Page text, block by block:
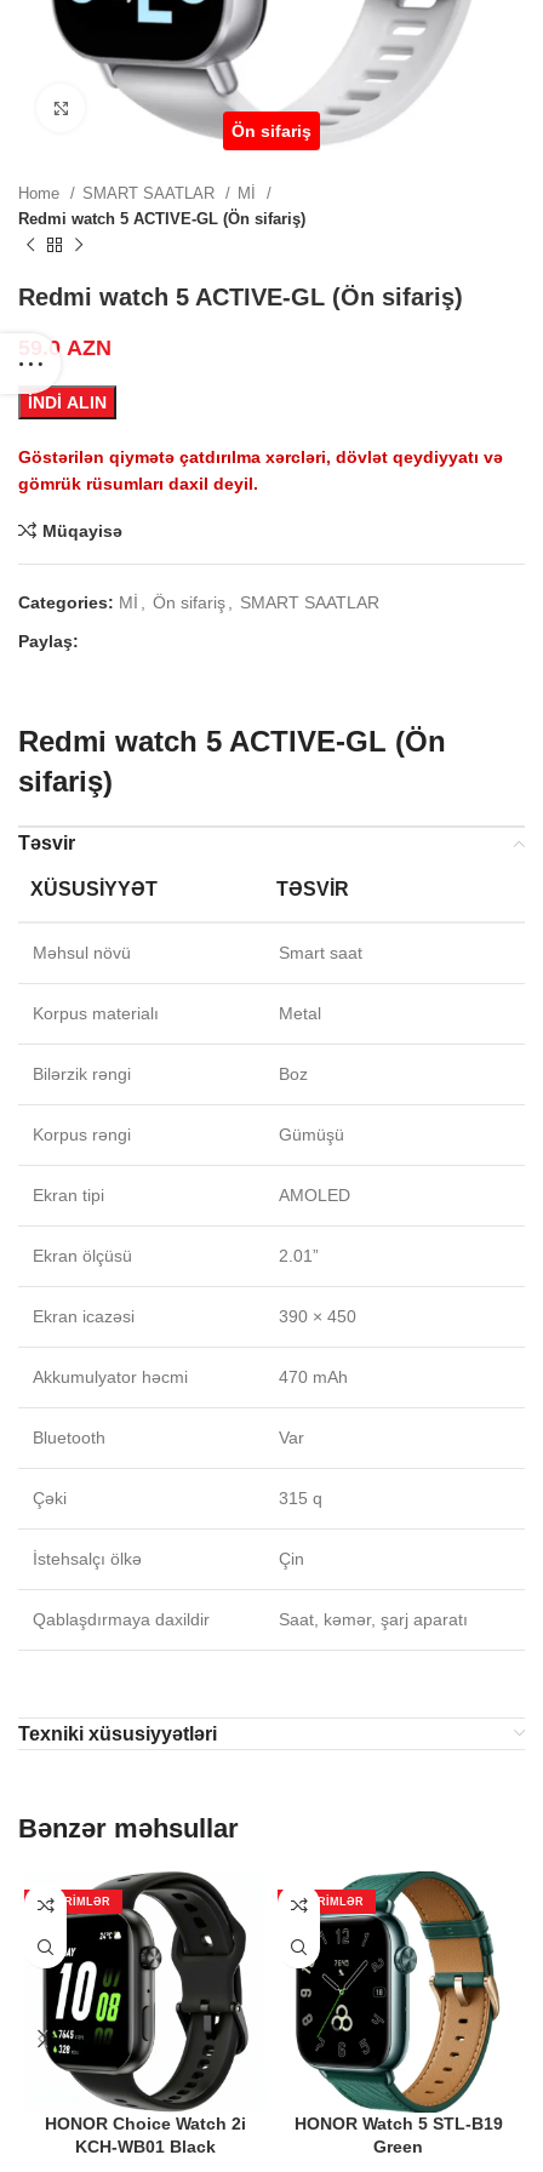
Ön sifariş
Click to enlarge
Home SMART SAATLAR
Mİ
Redmi watch 5 ACTIVE-GL (Ön sifariş)
Redmi watch 5 ACTIVE-GL (Ön sifariş)
59.0 AZN
İNDİ ALIN
Göstərilən qiymətə çatdırılma xərcləri, dövlət qeydiyyatı və
gömrük rüsumları daxil deyil.
Müqayisə
Categories: Mİ Ön sifariş
SMART SAATLAR
Paylaş:
Redmi watch 5 ACTIVE-GL (Ön
sifariş)
Təsvir
XÜSUSIYYƏT TƏSVIR
Məhsul növü Smart saat
Korpus materialı Metal
Bilərzik rəngi Boz
Korpus rəngi Gümüşü
Ekran tipi AMOLED
Ekran ölçüsü 2.01”
Ekran icazəsi 390 × 450
Akkumulyator həcmi 470 mAh
Bluetooth Var
Çəki 315 q
İstehsalçı ölkə Çin
Qablaşdırmaya daxildir Saat, kəmər, şarj aparatı
Texniki xüsusiyyətləri
Bənzər məhsullar
ENDIRIMLƏR
HONOR Choice Watch 2i
KCH-WB01 Black
ENDIRIMLƏR
HONOR Watch 5 STL-B19
Green